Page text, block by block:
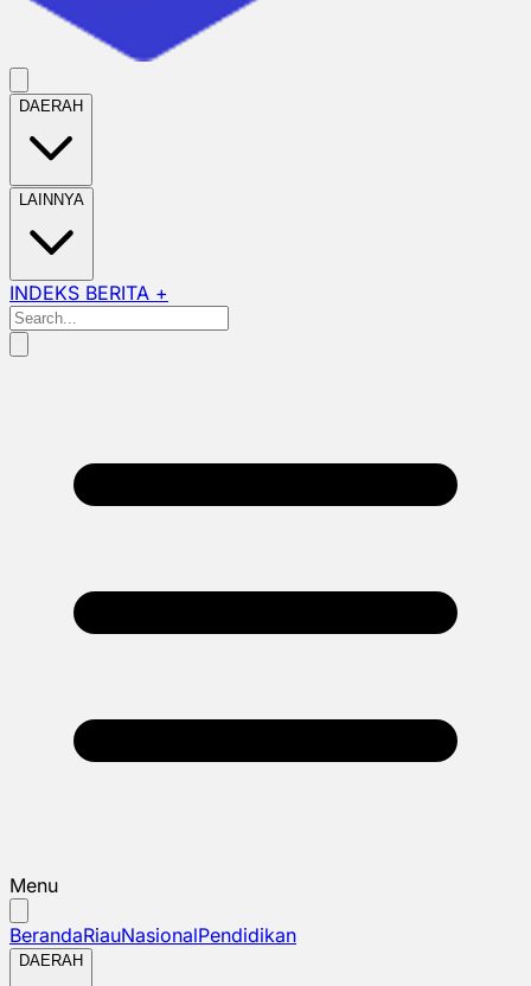
DAERAH
LAINNYA
INDEKS BERITA +
Menu
BerandaRiauNasionalPendidikan
DAERAH